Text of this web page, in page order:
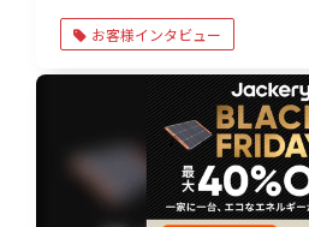
お客様インタビュー